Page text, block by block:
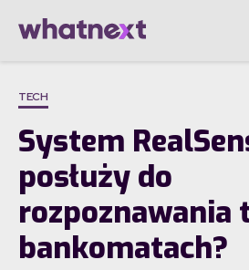
TECH
System
posłuży do
rozpoznawania
bankomatach?